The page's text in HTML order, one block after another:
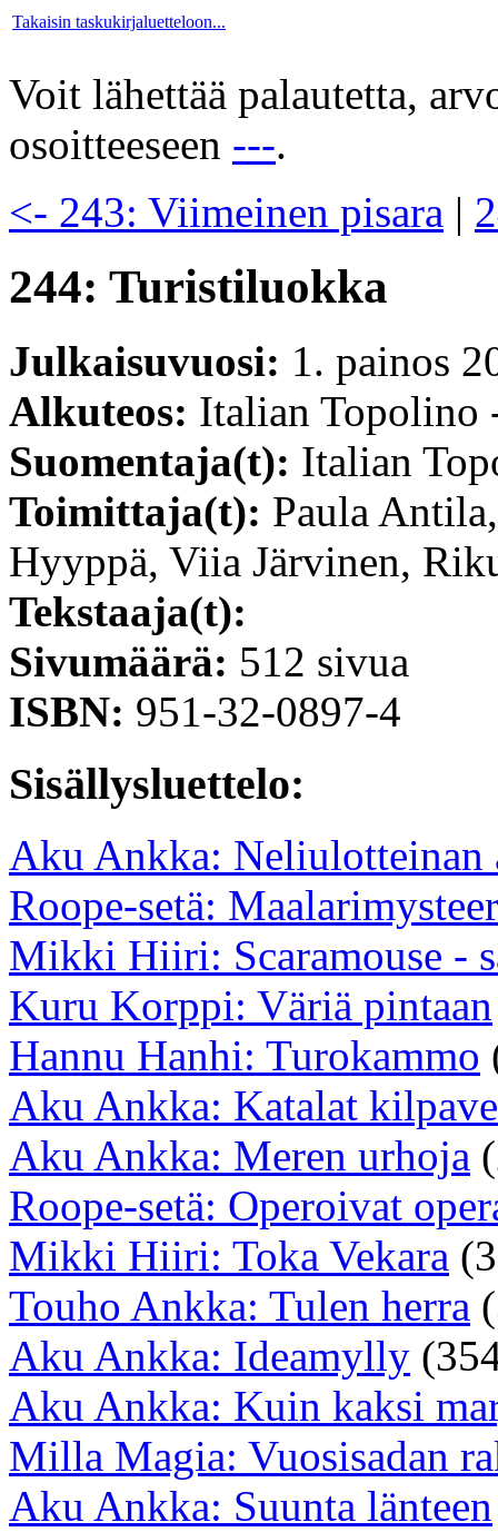
Takaisin taskukirjaluetteloon...
Voit lähettää palautetta,
osoitteeseen ---.
<- 243: Viimeinen pisara |
244: Turistiluokka
Julkaisuvuosi: 1. painos
Alkuteos: Italian Topolino
Suomentaja(t): Italian
Toimittaja(t): Paula
Hyyppä, Viia Järvinen,
Tekstaaja(t):
Sivumäärä: 512 sivua
ISBN: 951-32-0897-4
Sisällysluettelo:
Aku Ankka: Neliulotteinan
Roope-setä:
Mikki Hiiri: Scaramouse -
Kuru Korppi: Väriä pintaan
Hannu Hanhi: Turokammo
Aku Ankka: Katalat
Aku Ankka: Meren urhoja
Roope-setä: Operoivat
Mikki Hiiri: Toka Vekara
Touho Ankka: Tulen herra
Aku Ankka: Ideamylly
Aku Ankka: Kuin kaksi
Milla Magia: Vuosisadan
Aku Ankka: Suunta länteen